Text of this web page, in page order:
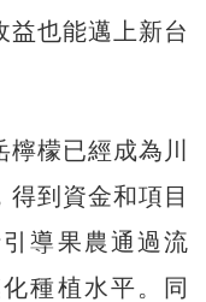
益也能邁上新台
檬已經成為川
到資金和項目
導果農通過流
種植水平。同